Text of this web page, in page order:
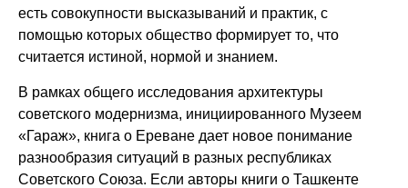
есть совокупности высказываний и практик, с
помощью которых общество формирует то, что
считается истиной, нормой и знанием.
В рамках общего исследования архитектуры
советского модернизма, инициированного Музеем
«Гараж», книга о Ереване дает новое понимание
разнообразия ситуаций в разных республиках
Советского Союза. Если авторы книги о Ташкенте